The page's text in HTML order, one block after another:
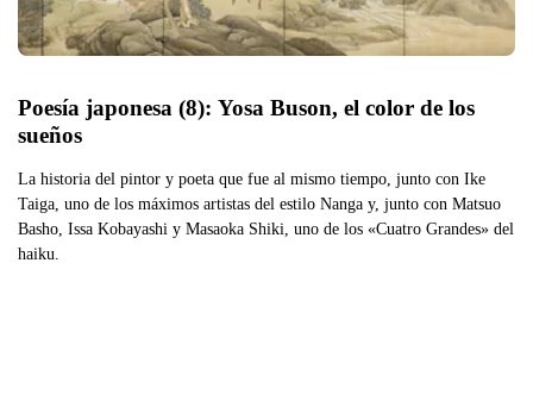
Poesía japonesa (8): Yosa Buson, el color de los
sueños
La historia del pintor y poeta que fue al mismo tiempo, junto con Ike
Taiga, uno de los máximos artistas del estilo Nanga y, junto con Matsuo
Basho, Issa Kobayashi y Masaoka Shiki, uno de los «Cuatro Grandes» del
haiku.